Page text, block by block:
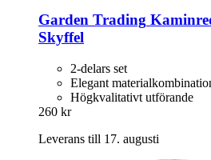
Garden Trading
Skyffel
2-delars set
Elegant
Högkvalitativt utförande
260 kr
Leverans till 17. augusti